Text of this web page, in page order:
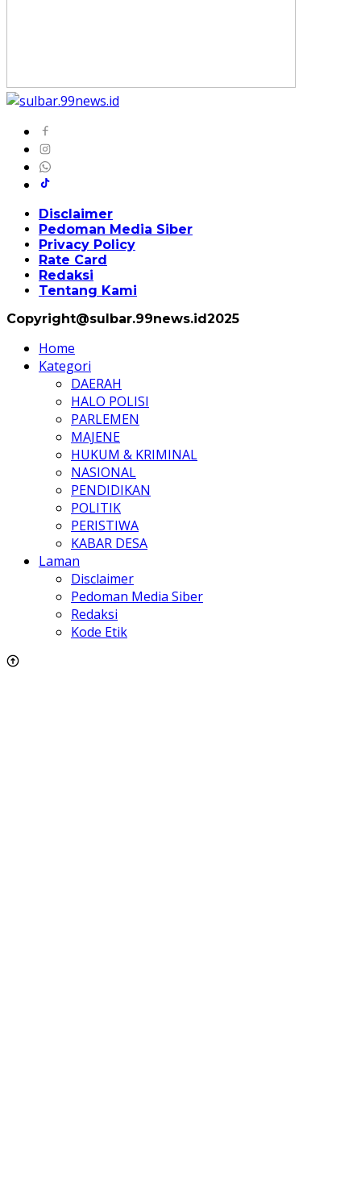
Disclaimer
Pedoman Media Siber
Privacy Policy
Rate Card
Redaksi
Tentang Kami
Copyright@sulbar.99news.id2025
Home
Kategori
DAERAH
HALO POLISI
PARLEMEN
MAJENE
HUKUM & KRIMINAL
NASIONAL
PENDIDIKAN
POLITIK
PERISTIWA
KABAR DESA
Laman
Disclaimer
Pedoman Media Siber
Redaksi
Kode Etik